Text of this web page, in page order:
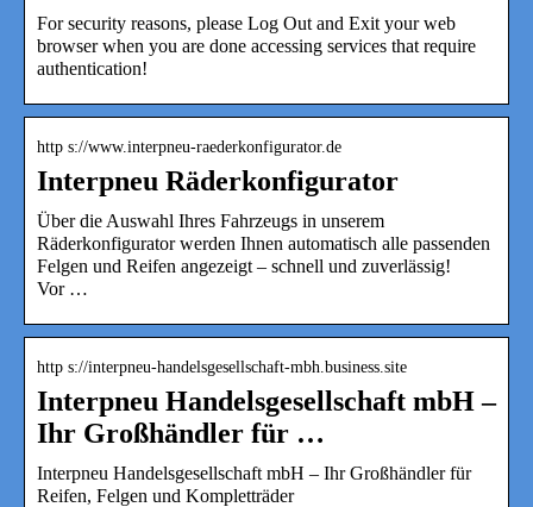
For security reasons, please Log Out and Exit your web
browser when you are done accessing services that require
authentication!
http s://www.interpneu-raederkonfigurator.de
Interpneu Räderkonfigurator
Über die Auswahl Ihres Fahrzeugs in unserem
Räderkonfigurator werden Ihnen automatisch alle passenden
Felgen und Reifen angezeigt – schnell und zuverlässig!
Vor …
http s://interpneu-handelsgesellschaft-mbh.business.site
Interpneu Handelsgesellschaft mbH –
Ihr Großhändler für …
Interpneu Handelsgesellschaft mbH – Ihr Großhändler für
Reifen, Felgen und Kompletträder